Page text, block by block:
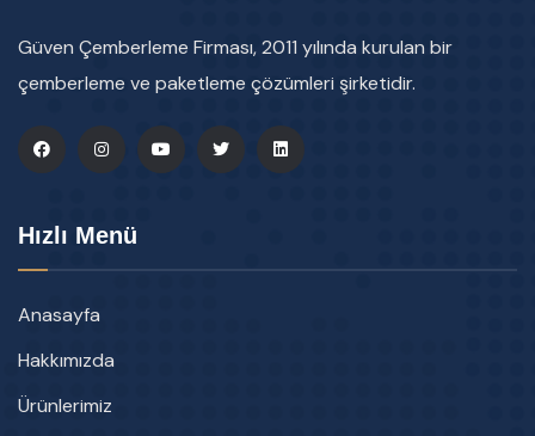
Güven Çemberleme Firması, 2011 yılında kurulan bir
çemberleme ve paketleme çözümleri şirketidir.
Hızlı Menü
Anasayfa
Hakkımızda
Ürünlerimiz